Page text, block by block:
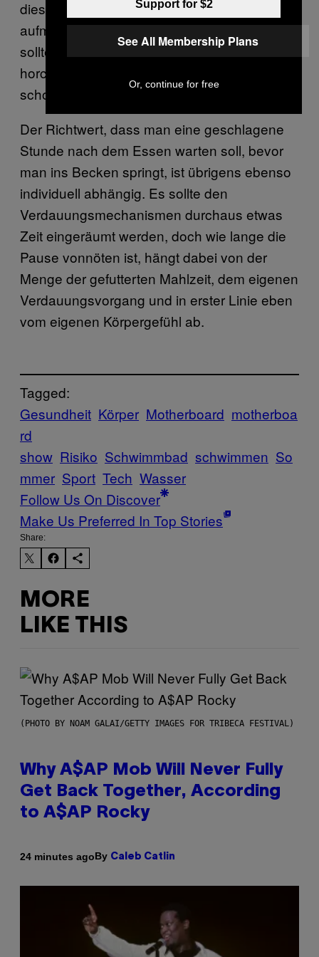
diesem physischen Zwischenzustand
aufmacht, 50-Meter-Bahnen zu absolvieren,
sollte noch einmal genau in sich hinein
horchen, ob seine äußere Hülle auch wirklich
schon bereit dazu ist.
Der Richtwert, dass man eine geschlagene
Stunde nach dem Essen warten soll, bevor
man ins Becken springt, ist übrigens ebenso
individuell abhängig. Es sollte den
Verdauungsmechanismen durchaus etwas
Zeit eingeräumt werden, doch wie lange die
Pause vonnöten ist, hängt dabei von der
Menge der gefutterten Mahlzeit, dem eigenen
Verdauungsvorgang und in erster Linie eben
vom eigenen Körpergefühl ab.
Tagged:
Gesundheit Körper Motherboard motherboa
rd
show Risiko Schwimmbad schwimmen So
mmer Sport Tech Wasser
Follow Us On Discover
Make Us Preferred In Top Stories
Share:
MORE
LIKE THIS
(PHOTO BY NOAM GALAI/GETTY IMAGES FOR TRIBECA FESTIVAL)
Why A$AP Mob Will Never Fully
Get Back Together, According
to A$AP Rocky
24 minutes agoBy Caleb Catlin
Support for $2
See All Membership Plans
Or, continue for free